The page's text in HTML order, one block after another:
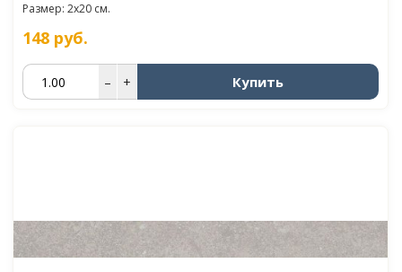
Размер: 2x20 см.
148 руб.
– + Купить